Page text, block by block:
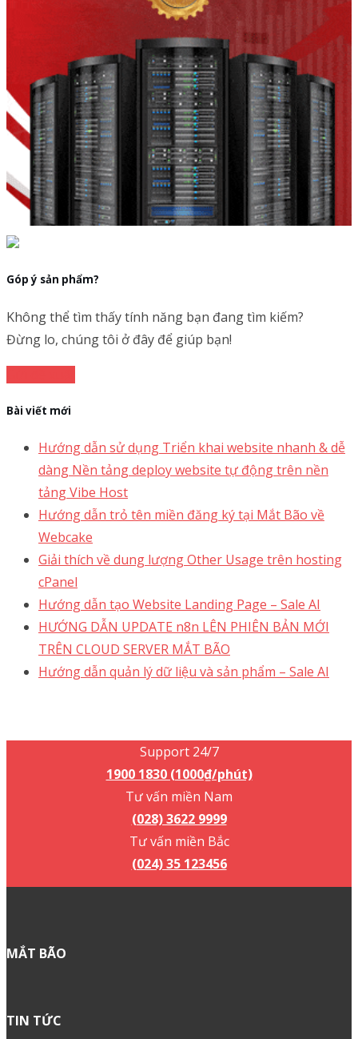
Góp ý sản phẩm?
Không thể tìm thấy tính năng bạn đang tìm kiếm?
Đừng lo, chúng tôi ở đây để giúp bạn!
Bài viết mới
Hướng dẫn sử dụng Triển khai website nhanh & dễ
dàng Nền tảng deploy website tự động trên nền
tảng Vibe Host
Hướng dẫn trỏ tên miền đăng ký tại Mắt Bão về
Webcake
Giải thích về dung lượng Other Usage trên hosting
cPanel
Hướng dẫn tạo Website Landing Page – Sale AI
HƯỚNG DẪN UPDATE n8n LÊN PHIÊN BẢN MỚI
TRÊN CLOUD SERVER MẮT BÃO
Hướng dẫn quản lý dữ liệu và sản phẩm – Sale AI
Support 24/7
1900 1830 (1000₫/phút)
Tư vấn miền Nam
(028) 3622 9999
Tư vấn miền Bắc
(024) 35 123456
MẮT BÃO
TIN TỨC